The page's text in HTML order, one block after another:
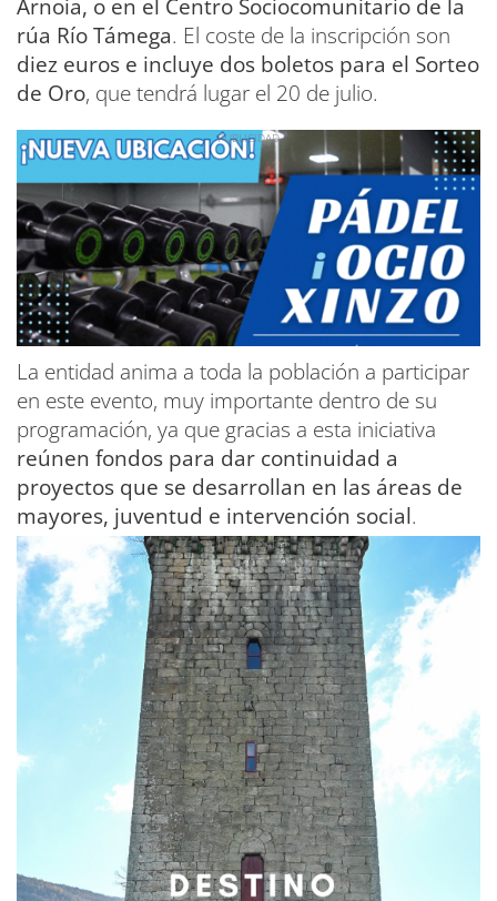
Arnoia, o en el Centro Sociocomunitario de la
rúa Río Támega. El coste de la inscripción son
diez euros e incluye dos boletos para el Sorteo
de Oro, que tendrá lugar el 20 de julio.
La entidad anima a toda la población a participar
en este evento, muy importante dentro de su
programación, ya que gracias a esta iniciativa
reúnen fondos para dar continuidad a
proyectos que se desarrollan en las áreas de
mayores, juventud e intervención social.